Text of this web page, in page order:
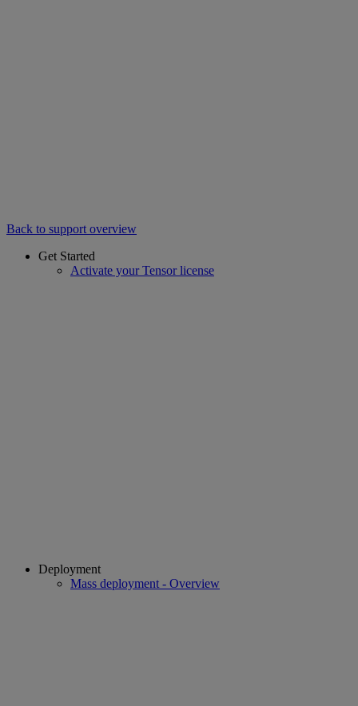
Back to support overview
Get Started
Activate your Tensor license
Deployment
Mass deployment - Overview